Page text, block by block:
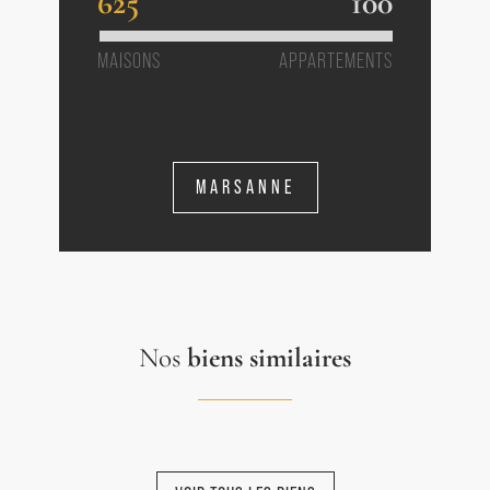
MAISONS APPARTEMENTS
MARSANNE
Nos biens similaires